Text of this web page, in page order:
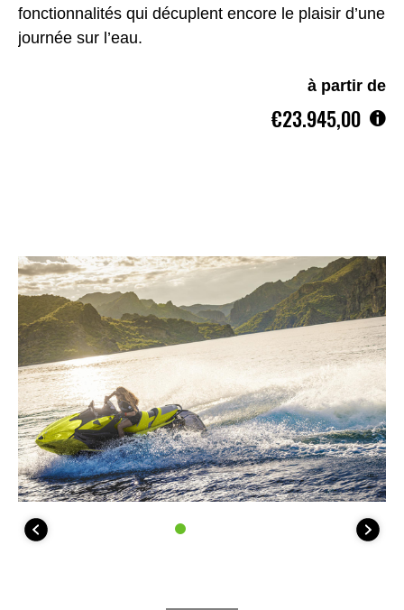
fonctionnalités qui décuplent encore le plaisir d’une
journée sur l’eau.
à partir de
€23.945,00